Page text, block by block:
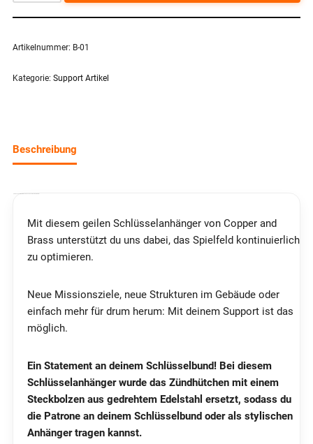
Artikelnummer: B-01
Kategorie: Support Artikel
Beschreibung
Mit diesem geilen Schlüsselanhänger von Copper and
Brass unterstützt du uns dabei, das Spielfeld kontinuierlich
zu optimieren.
Neue Missionsziele, neue Strukturen im Gebäude oder
einfach mehr für drum herum: Mit deinem Support ist das
möglich.
Ein Statement an deinem Schlüsselbund! Bei diesem
Schlüsselanhänger wurde das Zündhütchen mit einem
Steckbolzen aus gedrehtem Edelstahl ersetzt, sodass du
die Patrone an deinem Schlüsselbund oder als stylischen
Anhänger tragen kannst.